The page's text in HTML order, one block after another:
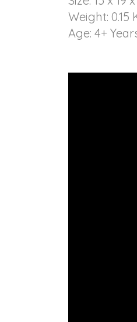
Weight: 0.15
Age: 4+